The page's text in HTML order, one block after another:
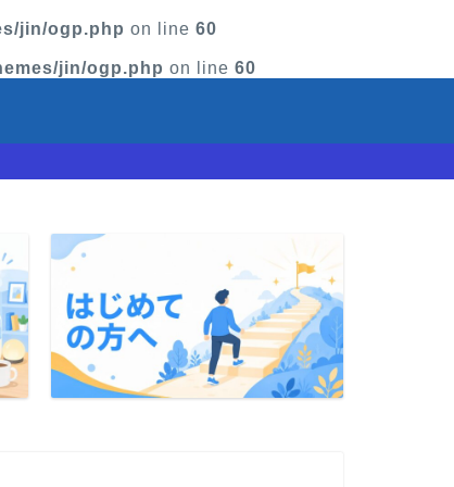
jin/ogp.php on line 60
jin/ogp.php on line 60